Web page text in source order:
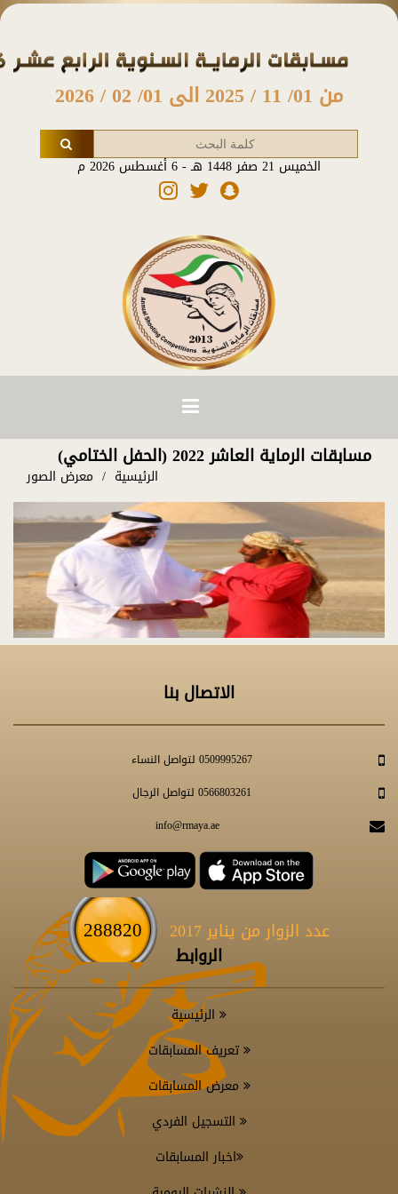
من 01/ 11 / 2025 الى 01/ 02 / 2026
الخميس 21 صفر 1448 هـ - 6 أغسطس 2026 م
مسابقات الرماية العاشر 2022 (الحفل الختامي)
الرئيسية معرض الصور
الاتصال بنا
0509995267 لتواصل النساء
0566803261 لتواصل الرجال
info@rmaya.ae
عدد الزوار من يناير 2017 288820
الروابط
الرئيسية
تعريف المسابقات
معرض المسابقات
التسجيل الفردي
اخبار المسابقات